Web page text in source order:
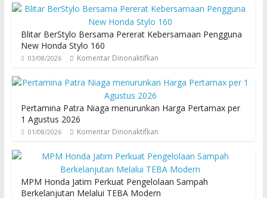
Blitar BerStylo Bersama Pererat Kebersamaan Pengguna
New Honda Stylo 160
03/08/2026 Komentar Dinonaktifkan
Pertamina Patra Niaga menurunkan Harga Pertamax per
1 Agustus 2026
01/08/2026 Komentar Dinonaktifkan
MPM Honda Jatim Perkuat Pengelolaan Sampah
Berkelanjutan Melalui TEBA Modern